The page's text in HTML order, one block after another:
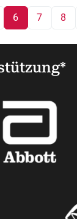
6 7 8